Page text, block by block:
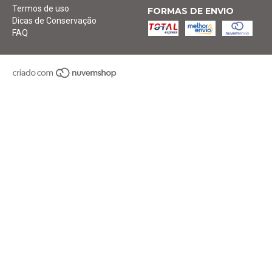
Termos de uso
Dicas de Conservação
FAQ
FORMAS DE ENVIO